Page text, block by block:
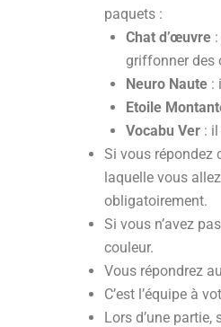
paquets :
Chat d’œuvre
griffonner des
Neuro Naute :
Etoile
Vocabu Ver :
Si vous répondez
laquelle vous
obligatoirement.
Si vous n’avez
couleur.
Vous répondrez
C’est l’équipe à
Lors d’une